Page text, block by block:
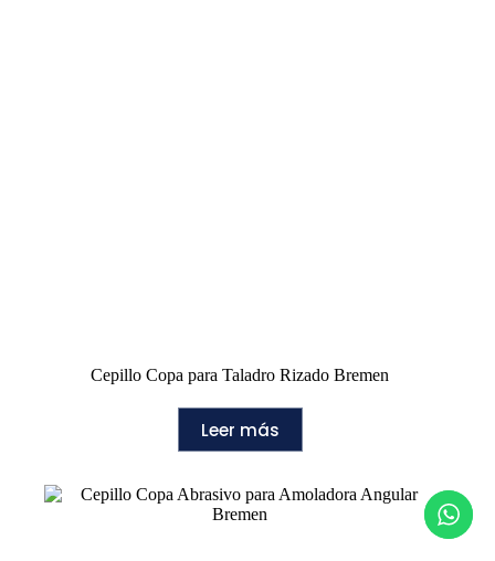
Cepillo Copa para Taladro Rizado Bremen
Leer más